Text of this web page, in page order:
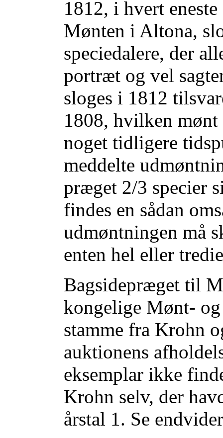
1812, i hvert
Mønten i Altona,
speciedalere, der
portræt og vel
sloges i 1812
1808, hvilken mønt
noget tidligere
meddelte
præget 2/3 specier
findes en sådan
udmøntningen må
enten hel eller
Bagsidepræget til
kongelige Mønt-
stamme fra Krohn
auktionens
eksemplar ikke
Krohn selv, der
årstal 1. Se